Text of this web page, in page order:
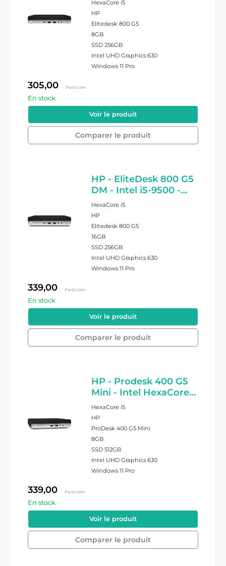
- Windows 11 Pro
HexaCore i5
HP
Elitedesk 800 G5
8GB
SSD 256GB
Intel UHD Graphics 630
Windows 11 Pro
305,00 Particulier
En stock
Voir le produit
Comparer le produit
HP - EliteDesk 800 G5
DM - Intel i5-9500 -
16GB Ram - 256GB
SSD - Windows 11 Pro
HexaCore i5
HP
Elitedesk 800 G5
16GB
SSD 256GB
Intel UHD Graphics 630
Windows 11 Pro
339,00 Particulier
En stock
Voir le produit
Comparer le produit
HP - Prodesk 400 G5
Mini - Intel HexaCore
I5 8500T - 8GB RAM -
512GB SSD - Windows
11 Pro
HexaCore i5
HP
ProDesk 400 G5 Mini
8GB
SSD 512GB
Intel UHD Graphics 630
Windows 11 Pro
339,00 Particulier
En stock
Voir le produit
Comparer le produit